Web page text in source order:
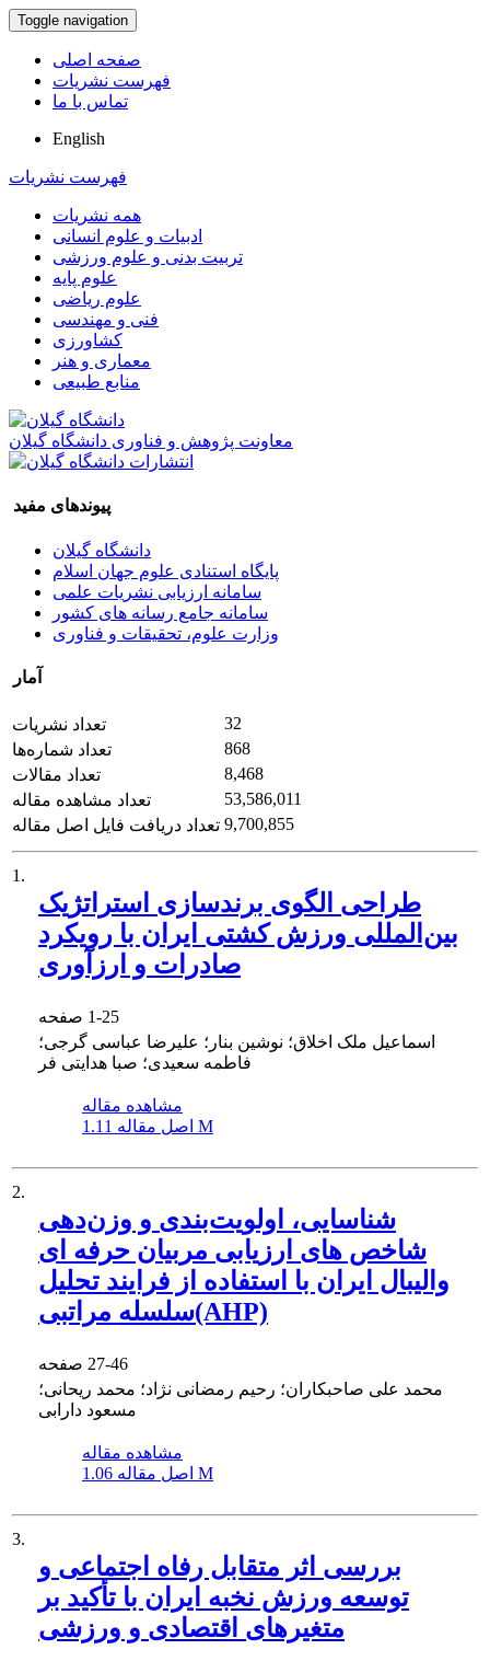
Toggle navigation
صفحه اصلی
فهرست نشریات
تماس با ما
English
فهرست نشریات
همه نشریات
ادبیات و علوم انسانی
تربیت بدنی و علوم ورزشی
علوم پایه
علوم ریاضی
فنی و مهندسی
کشاورزی
معماری و هنر
منابع طبیعی
معاونت پژوهش و فناوری دانشگاه گیلان
پیوندهای مفید
دانشگاه گیلان
پایگاه استنادی علوم جهان اسلام
سامانه ارزیابی نشریات علمی
سامانه جامع رسانه های کشور
وزارت علوم، تحقیقات و فناوری
آمار
تعداد نشریات
32
تعداد شماره‌ها
868
تعداد مقالات
8,468
تعداد مشاهده مقاله
53,586,011
تعداد دریافت فایل اصل مقاله 9,700,855
1.
طراحی الگوی برندسازی استراتژیک
بین‌المللی ورزش کشتی ایران با رویکرد
صادرات و ارزآوری
1-25
اسماعیل ملک اخلاق؛ نوشین بنار؛ علیرضا عباسی گرجی؛
فاطمه سعیدی؛ صبا هدایتی فر
مشاهده مقاله
اصل مقاله 1.11 M
2.
شناسایی، اولویت‌بندی و وزن‌دهی
شاخص ‏های ارزیابی مربیان حرفه‏ ای
والیبال ایران با استفاده از فرایند تحلیل
سلسله مراتبی(AHP)
27-46
محمد علی صاحبکاران؛ رحیم رمضانی نژاد؛ محمد ریحانی؛
مسعود دارابی
مشاهده مقاله
اصل مقاله 1.06 M
3.
بررسی اثر متقابل رفاه اجتماعی و
توسعه ورزش نخبه ایران با تأکید بر
متغیرهای اقتصادی و ورزشی